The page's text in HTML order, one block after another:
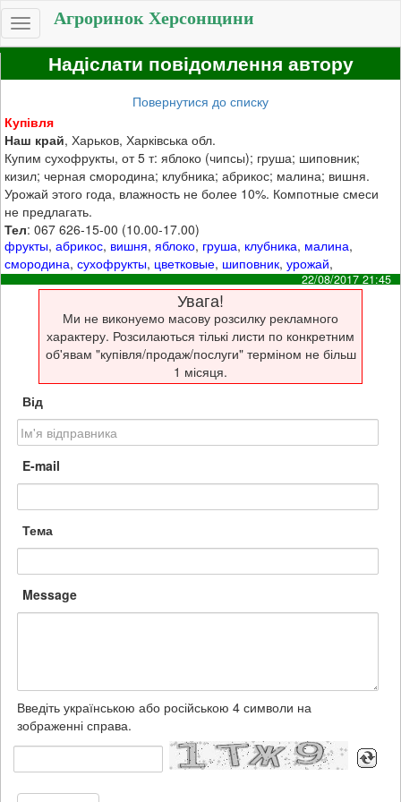
Toggle
navigation
Агроринок Херсонщини
Надіслати повідомлення автору
Повернутися до списку
Купівля
Наш край, Харьков, Харківська обл.
Купим сухофрукты, от 5 т: яблоко (чипсы); груша; шиповник;
кизил; черная смородина; клубника; абрикос; малина; вишня.
Урожай этого года, влажность не более 10%. Компотные смеси
не предлагать.
Тел: 067 626-15-00 (10.00-17.00)
фрукты,абрикос, вишня,яблоко, груша, клубника, малина,
смородина,сухофрукты, цветковые, шиповник,урожай,
22/08/2017 21:45
Увага!
Ми не виконуемо масову розсилку рекламного
характеру. Розсилаються тількі листи по конкретним
об'явам "купівля/продаж/послуги" терміном не більш
1 місяця.
Від
E-mail
Тема
Message
Введіть українською або російською 4 символи на
зображенні справа.